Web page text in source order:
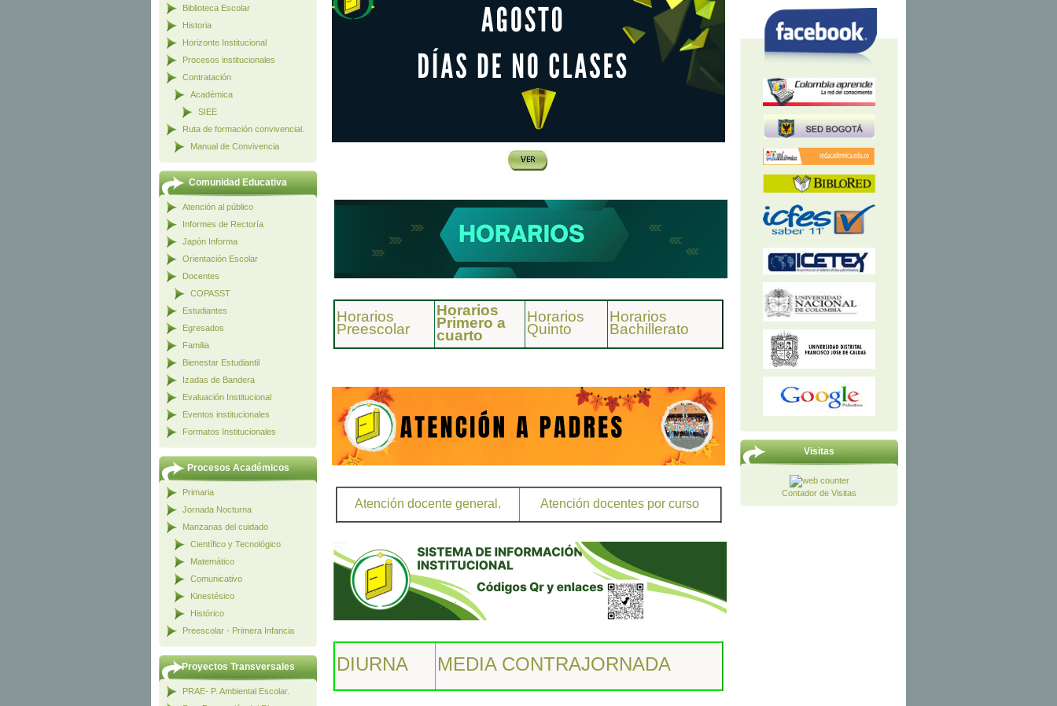
Biblioteca Escolar
Historia
Horizonte Institucional
Procesos institucionales
Contratación
Académica
SIEE
Ruta de formación convivencial.
Manual de Convivencia
Comunidad Educativa
Atención al público
Informes de Rectoría
Japón Informa
Orientación Escolar
Docentes
COPASST
Estudiantes
Egresados
Familia
Bienestar Estudiantil
Izadas de Bandera
Evaluación Institucional
Eventos institucionales
Formatos Institucionales
Procesos Académicos
Primaria
Jornada Nocturna
Manzanas del cuidado
Científico y Tecnológico
Matemático
Comunicativo
Kinestésico
Histórico
Preescolar - Primera Infancia
Proyectos Transversales
PRAE- P. Ambiental Escolar.
Horarios
Preescolar
Horarios
Primero a
cuarto
Horarios
Quinto
Horarios
Bachillerato
Atención docente general. Atención docentes por curso
DIURNA MEDIA CONTRAJORNADA
Visitas
Contador de Visitas